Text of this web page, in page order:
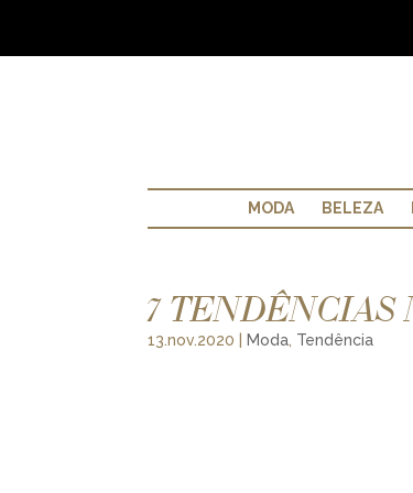
MODA BELEZA
7 TENDÊNCIAS
13.nov.2020 Moda, Tendência